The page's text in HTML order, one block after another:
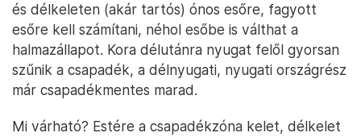
és délkeleten (akár tartós) ónos esőre, fagyott
esőre kell számítani, néhol esőbe is válthat a
halmazállapot. Kora délutánra nyugat felől gyorsan
szűnik a csapadék, a délnyugati, nyugati országrész
már csapadékmentes marad.
Mi várható? Estére a csapadékzóna kelet, délkelet